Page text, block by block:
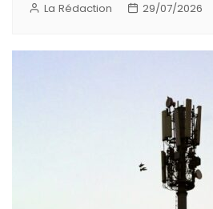
La Rédaction 29/07/2026